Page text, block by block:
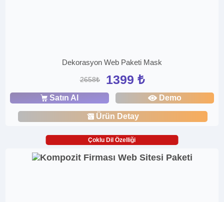
Dekorasyon Web Paketi Mask
2658₺ 1399 ₺
Satın Al Demo
Ürün Detay
Çoklu Dil Özelliği